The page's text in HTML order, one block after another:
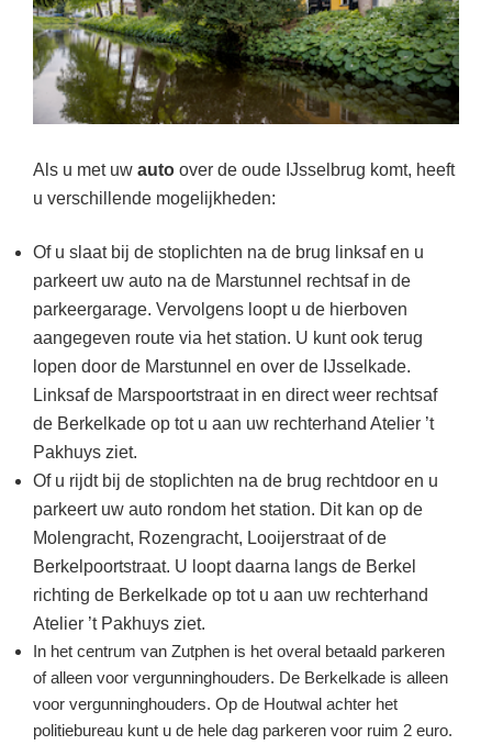
Als u met uw auto over de oude IJsselbrug komt, heeft
u verschillende mogelijkheden:
Of u slaat bij de stoplichten na de brug linksaf en u
parkeert uw auto na de Marstunnel rechtsaf in de
parkeergarage. Vervolgens loopt u de hierboven
aangegeven route via het station. U kunt ook terug
lopen door de Marstunnel en over de IJsselkade.
Linksaf de Marspoortstraat in en direct weer rechtsaf
de Berkelkade op tot u aan uw rechterhand Atelier ’t
Pakhuys ziet.
Of u rijdt bij de stoplichten na de brug rechtdoor en u
parkeert uw auto rondom het station. Dit kan op de
Molengracht, Rozengracht, Looijerstraat of de
Berkelpoortstraat. U loopt daarna langs de Berkel
richting de Berkelkade op tot u aan uw rechterhand
Atelier ’t Pakhuys ziet.
In het centrum van Zutphen is het overal betaald parkeren
of alleen voor vergunninghouders. De Berkelkade is alleen
voor vergunninghouders. Op de Houtwal achter het
politiebureau kunt u de hele dag parkeren voor ruim 2 euro.